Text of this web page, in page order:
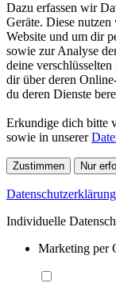
Dazu erfassen wir
Geräte. Diese
Website und um dir
sowie zur Analyse
deine
dir über deren
du deren Dienste
Erkundige dich bitte
sowie in unserer
Zustimmen Nur
Datenschutzerklärung
Individuelle
Marketing per